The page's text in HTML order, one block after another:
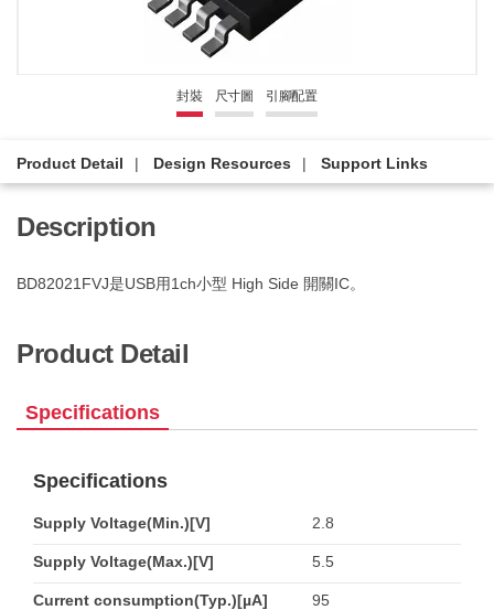
封裝 尺寸圖 引腳配置
Product Detail Design Resources Support Links
Description
BD82021FVJ是USB用1ch小型 High Side 開關IC。
Product Detail
Specifications
Specifications
Supply Voltage(Min.)[V] 2.8
Supply Voltage(Max.)[V] 5.5
Current consumption(Typ.)[µA] 95